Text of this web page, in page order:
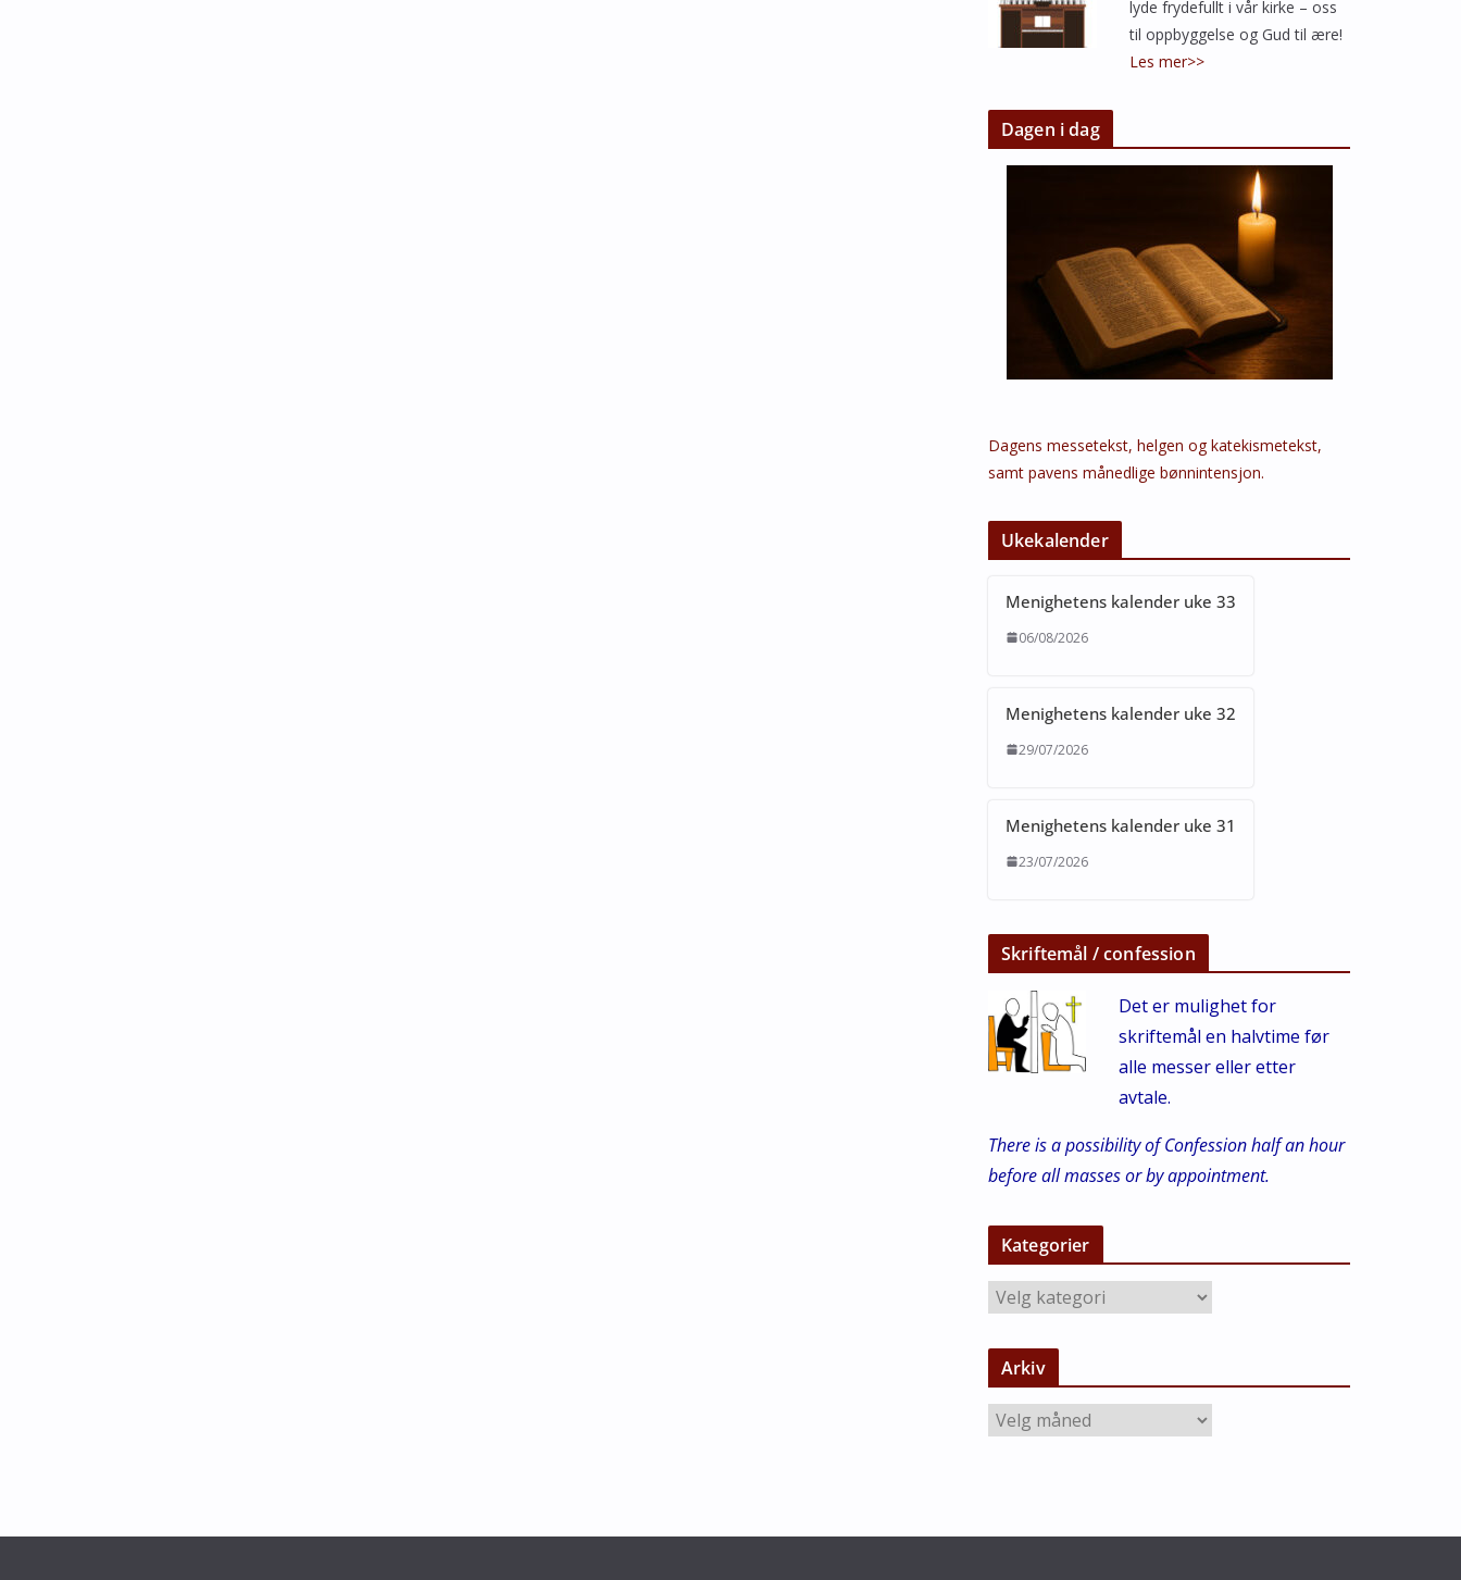
lyde frydefullt i vår kirke – oss
til oppbyggelse og Gud til ære!
Les mer>>
Dagen i dag
Dagens messetekst, helgen og katekismetekst,
samt pavens månedlige bønnintensjon.
Ukekalender
Menighetens kalender uke 33
06/08/2026
Menighetens kalender uke 32
29/07/2026
Menighetens kalender uke 31
23/07/2026
Skriftemål / confession
Det er mulighet for
skriftemål en halvtime før
alle messer eller etter
avtale.
There is a possibility of Confession half an hour
before all masses or by appointment.
Kategorier
K
a
t
g
r
Arkiv
A
r